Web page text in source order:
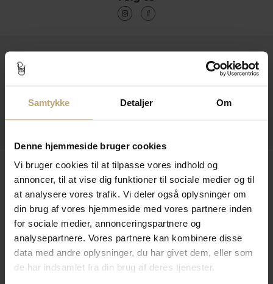
Samtykke Detaljer Om
Denne hjemmeside bruger cookies
Vi bruger cookies til at tilpasse vores indhold og
annoncer, til at vise dig funktioner til sociale medier og til
at analysere vores trafik. Vi deler også oplysninger om
din brug af vores hjemmeside med vores partnere inden
for sociale medier, annonceringspartnere og
analysepartnere. Vores partnere kan kombinere disse
data med andre oplysninger, du har givet dem, eller som
de har indsamlet fra din brug af deres tjenester.
Information
Leveringsmuligheder
Betalingsmuligheder
Sikker Og Tryg E-Handel